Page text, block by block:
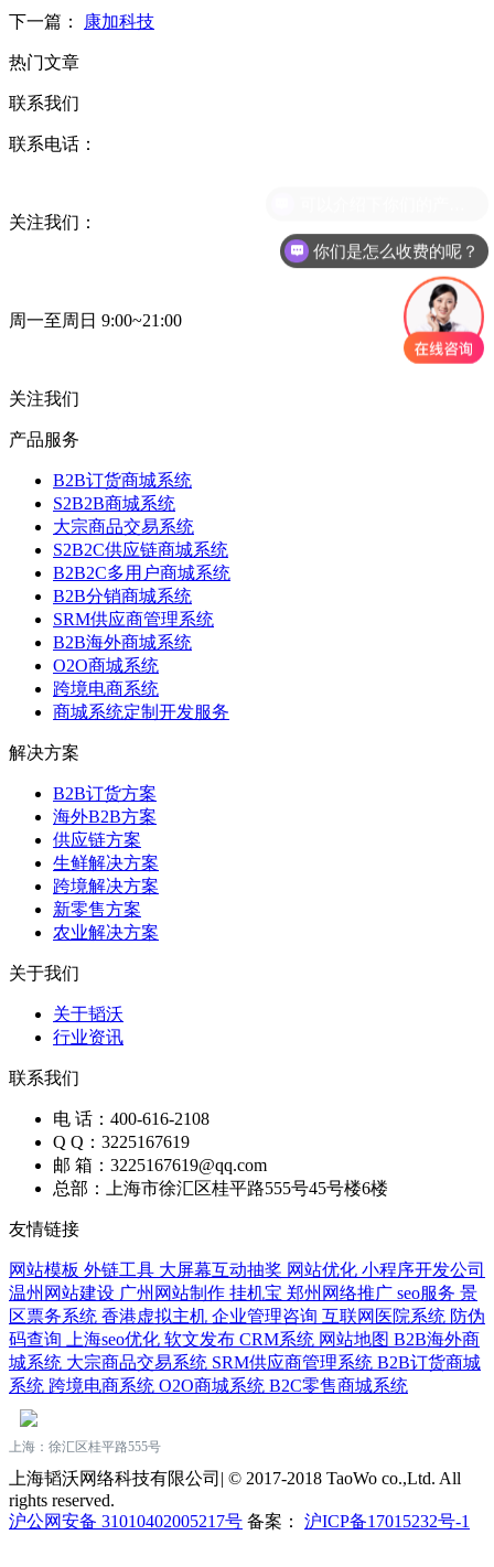
下一篇： 康加科技
热门文章
联系我们
联系电话：
关注我们：
周一至周日 9:00~21:00
关注我们
产品服务
B2B订货商城系统
S2B2B商城系统
大宗商品交易系统
S2B2C供应链商城系统
B2B2C多用户商城系统
B2B分销商城系统
SRM供应商管理系统
B2B海外商城系统
O2O商城系统
跨境电商系统
商城系统定制开发服务
解决方案
B2B订货方案
海外B2B方案
供应链方案
生鲜解决方案
跨境解决方案
新零售方案
农业解决方案
关于我们
关于韬沃
行业资讯
联系我们
电 话：400-616-2108
Q Q：3225167619
邮 箱：3225167619@qq.com
总部：上海市徐汇区桂平路555号45号楼6楼
友情链接
网站模板 外链工具 大屏幕互动抽奖 网站优化 小程序开发公司
温州网站建设 广州网站制作 挂机宝 郑州网络推广 seo服务 景
区票务系统 香港虚拟主机 企业管理咨询 互联网医院系统 防伪
码查询
上海seo优化 软文发布 CRM系统 网站地图 B2B海外商
城系统 大宗商品交易系统 SRM供应商管理系统 B2B订货商城
系统 跨境电商系统 O2O商城系统 B2C零售商城系统
上海：徐汇区桂平路555号
上海韬沃网络科技有限公司| © 2017-2018 TaoWo co.,Ltd. All
rights reserved.
沪公网安备 31010402005217号 备案： 沪ICP备17015232号-1
你们是怎么收费的呢？